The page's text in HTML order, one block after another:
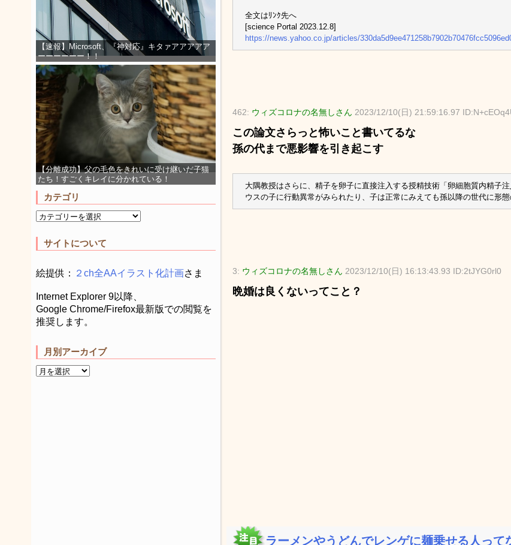
【速報】Microsoft、『神対応』キタァアアアアア
ーーーーーー！！
【分離成功】父の毛色をきれいに受け継いだ子猫
たち！すごくキレイに分かれている！
カテゴリ
サイトについて
絵提供： ２ch全AAイラスト化計画さま
Internet Explorer 9以降、
Google Chrome/Firefox最新版での閲覧を
推奨します。
月別アーカイブ
全文はﾘﾝｸ先へ
[science Portal 2023.12.8]
https://news.yahoo.co.jp/articles/
462: ウィズコロナの名無しさん 2023/12/10(日) 21:59:16.97
この論文さらっと怖いこと書いてるな
孫の代まで悪影響を引き起こす
大隅教授はさらに、精子を卵子に直接注入する授精技術「卵細胞質内精子
ウスの子に行動異常がみられたり、子は正常にみえても孫以降の世代に形
3: ウィズコロナの名無しさん 2023/12/10(日) 16:13:43.93 ID:2tJYG0rl0
晩婚は良くないってこと？
ラーメンやうどんでレンゲに麺乗せる人って